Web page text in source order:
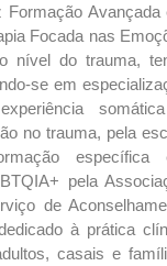
Formação Avançada
Focada nas
nível do trauma,
se em
no trauma, pela
específica
pela
de
à prática
casais e